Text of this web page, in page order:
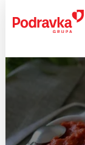
content